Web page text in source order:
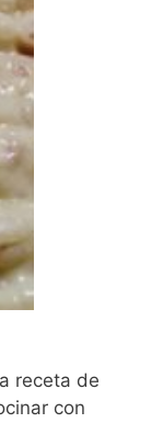
receta de
con